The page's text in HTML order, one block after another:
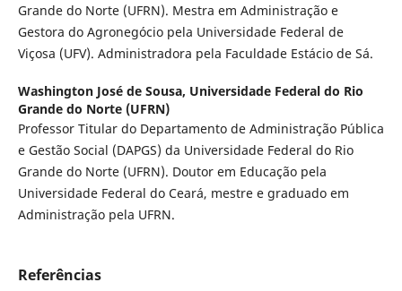
Grande do Norte (UFRN). Mestra em Administração e
Gestora do Agronegócio pela Universidade Federal de
Viçosa (UFV). Administradora pela Faculdade Estácio de Sá.
Washington José de Sousa, Universidade Federal do Rio
Grande do Norte (UFRN)
Professor Titular do Departamento de Administração Pública
e Gestão Social (DAPGS) da Universidade Federal do Rio
Grande do Norte (UFRN). Doutor em Educação pela
Universidade Federal do Ceará, mestre e graduado em
Administração pela UFRN.
Referências